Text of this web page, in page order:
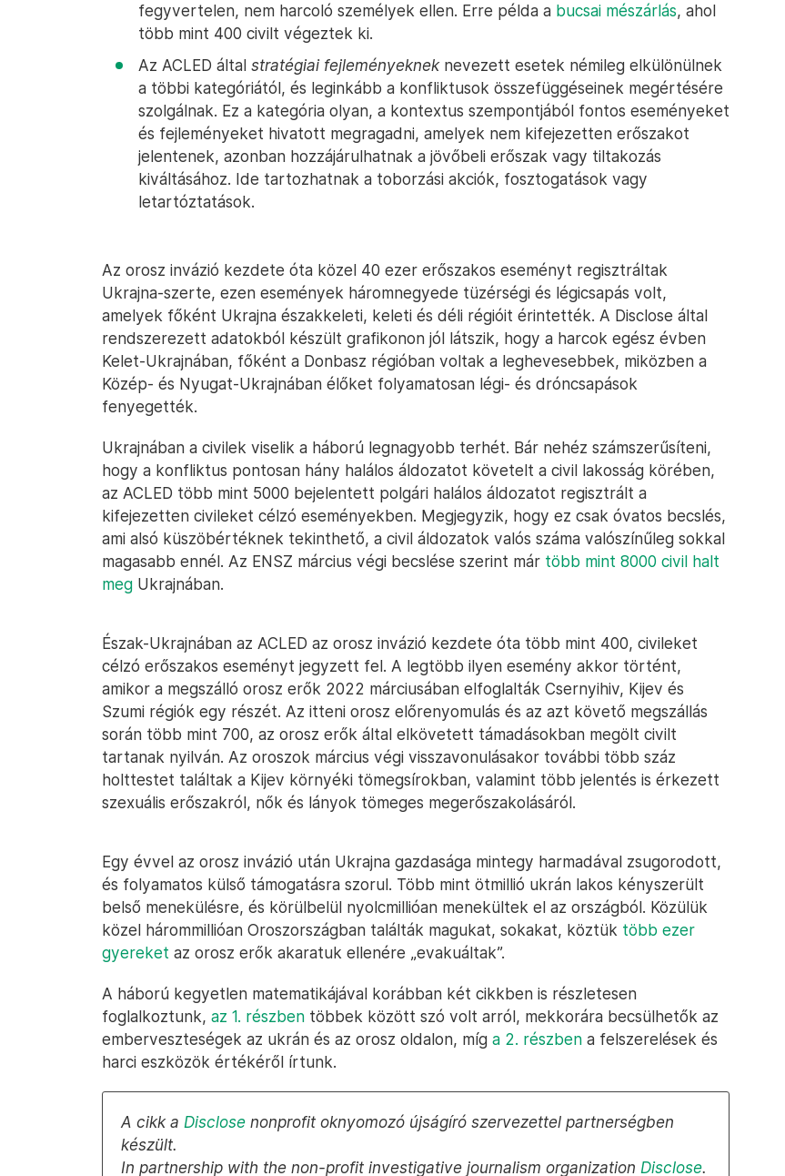
fegyvertelen, nem harcoló személyek ellen. Erre példa a bucsai mészárlás, ahol
több mint 400 civilt végeztek ki.
Az ACLED által stratégiai fejleményeknek nevezett esetek némileg elkülönülnek
a többi kategóriától, és leginkább a konfliktusok összefüggéseinek megértésére
szolgálnak. Ez a kategória olyan, a kontextus szempontjából fontos eseményeket
és fejleményeket hivatott megragadni, amelyek nem kifejezetten erőszakot
jelentenek, azonban hozzájárulhatnak a jövőbeli erőszak vagy tiltakozás
kiváltásához. Ide tartozhatnak a toborzási akciók, fosztogatások vagy
letartóztatások.
Az orosz invázió kezdete óta közel 40 ezer erőszakos eseményt regisztráltak
Ukrajna-szerte, ezen események háromnegyede tüzérségi és légicsapás volt,
amelyek főként Ukrajna északkeleti, keleti és déli régióit érintették. A Disclose által
rendszerezett adatokból készült grafikonon jól látszik, hogy a harcok egész évben
Kelet-Ukrajnában, főként a Donbasz régióban voltak a leghevesebbek, miközben a
Közép- és Nyugat-Ukrajnában élőket folyamatosan légi- és dróncsapások
fenyegették.
Ukrajnában a civilek viselik a háború legnagyobb terhét. Bár nehéz számszerűsíteni,
hogy a konfliktus pontosan hány halálos áldozatot követelt a civil lakosság körében,
az ACLED több mint 5000 bejelentett polgári halálos áldozatot regisztrált a
kifejezetten civileket célzó eseményekben. Megjegyzik, hogy ez csak óvatos becslés,
ami alsó küszöbértéknek tekinthető, a civil áldozatok valós száma valószínűleg sokkal
magasabb ennél. Az ENSZ március végi becslése szerint már több mint 8000 civil halt
meg Ukrajnában.
Észak-Ukrajnában az ACLED az orosz invázió kezdete óta több mint 400, civileket
célzó erőszakos eseményt jegyzett fel. A legtöbb ilyen esemény akkor történt,
amikor a megszálló orosz erők 2022 márciusában elfoglalták Csernyihiv, Kijev és
Szumi régiók egy részét. Az itteni orosz előrenyomulás és az azt követő megszállás
során több mint 700, az orosz erők által elkövetett támadásokban megölt civilt
tartanak nyilván. Az oroszok március végi visszavonulásakor további több száz
holttestet találtak a Kijev környéki tömegsírokban, valamint több jelentés is érkezett
szexuális erőszakról, nők és lányok tömeges megerőszakolásáról.
Egy évvel az orosz invázió után Ukrajna gazdasága mintegy harmadával zsugorodott,
és folyamatos külső támogatásra szorul. Több mint ötmillió ukrán lakos kényszerült
belső menekülésre, és körülbelül nyolcmillióan menekültek el az országból. Közülük
közel hárommillióan Oroszországban találták magukat, sokakat, köztük több ezer
gyereket az orosz erők akaratuk ellenére „evakuáltak”.
A háború kegyetlen matematikájával korábban két cikkben is részletesen
foglalkoztunk, az 1. részben többek között szó volt arról, mekkorára becsülhetők az
emberveszteségek az ukrán és az orosz oldalon, míg a 2. részben a felszerelések és
harci eszközök értékéről írtunk.
A cikk a Disclose nonprofit oknyomozó újságíró szervezettel partnerségben
készült.
In partnership with the non-profit investigative journalism organization Disclose.